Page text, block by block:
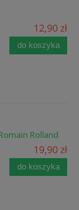
12,90 zł
do koszyka
Rolland
19,90 zł
do koszyka